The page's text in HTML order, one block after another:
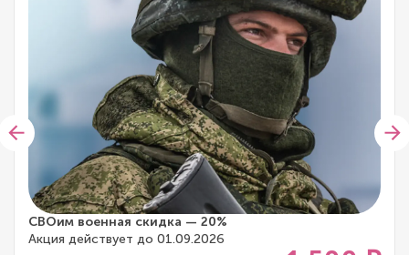
СВОим военная скидка — 20%
Акция действует до 01.09.2026